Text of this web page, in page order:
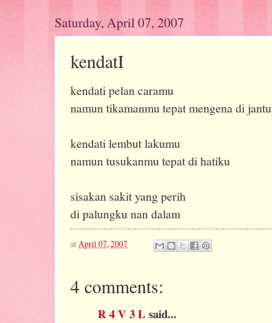
Saturday, April 07, 2007
kendatI
kendati pelan caramu
namun tikamanmu tepat mengena di
kendati lembut lakumu
namun tusukanmu tepat di hatiku
sisakan sakit yang perih
di palungku nan dalam
atApril 07, 2007
4 comments:
R 4 V 3 L said...